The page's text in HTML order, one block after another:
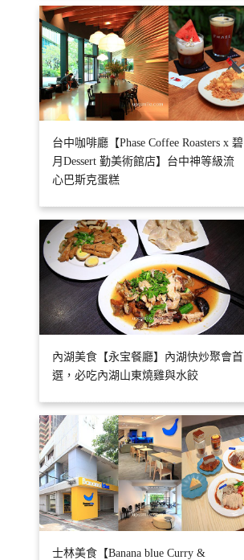
台中咖啡廳【Phase Coffee Roasters x 碧
月Dessert 勤美術館店】台中神等級流
心巴斯克蛋糕
內湖美食【永宝餐廳】內湖快炒聚會首
選，必吃內湖山東燒雞與水餃
士林美食【Banana blue Curry &